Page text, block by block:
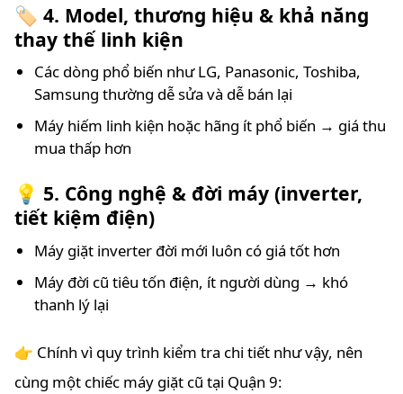
🏷️ 4. Model, thương hiệu & khả năng
thay thế linh kiện
Các dòng phổ biến như LG, Panasonic, Toshiba,
Samsung thường dễ sửa và dễ bán lại
Máy hiếm linh kiện hoặc hãng ít phổ biến → giá thu
mua thấp hơn
💡 5. Công nghệ & đời máy (inverter,
tiết kiệm điện)
Máy giặt inverter đời mới luôn có giá tốt hơn
Máy đời cũ tiêu tốn điện, ít người dùng → khó
thanh lý lại
👉 Chính vì quy trình kiểm tra chi tiết như vậy, nên
cùng một chiếc máy giặt cũ tại Quận 9: